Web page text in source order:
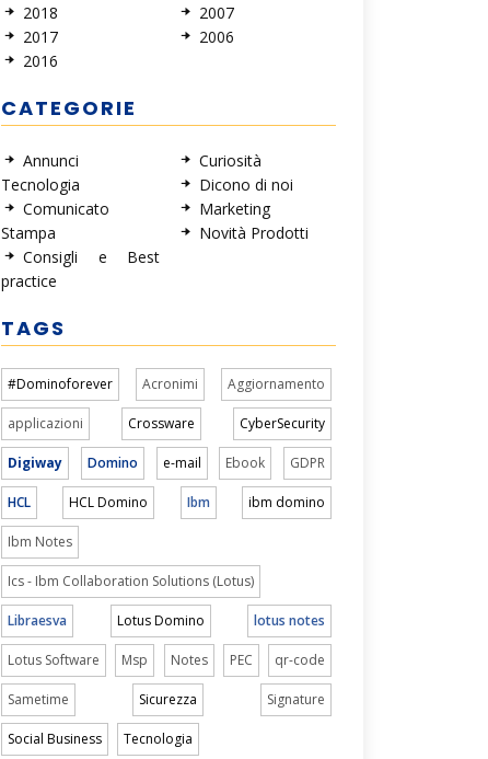
2018
2017
2016
2007
2006
CATEGORIE
Annunci
Tecnologia
Comunicato
Stampa
Consigli e Best
practice
Curiosità
Dicono di noi
Marketing
Novità Prodotti
TAGS
#Dominoforever Acronimi Aggiornamento
applicazioni Crossware CyberSecurity
Digiway Domino e-mail Ebook GDPR
HCL HCL Domino Ibm ibm domino
Ibm Notes
Ics - Ibm Collaboration Solutions (Lotus)
Libraesva Lotus Domino lotus notes
Lotus Software Msp Notes PEC qr-code
Sametime Sicurezza Signature
Social Business Tecnologia